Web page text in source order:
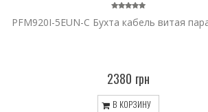
PFM920I-5EUN-C Бухта кабель витая
2380 грн
В КОРЗИНУ